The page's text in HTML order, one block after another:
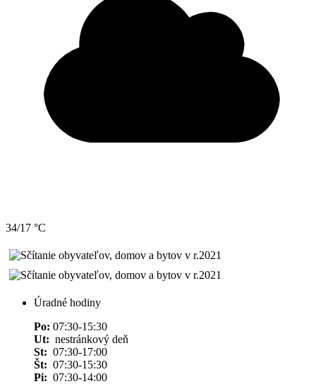
34/17 °C
Úradné hodiny
Po: 07:30-15:30
Ut: nestránkový deň
St: 07:30-17:00
Št: 07:30-15:30
Pi: 07:30-14:00